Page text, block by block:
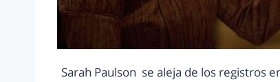
Sarah Paulson se aleja de los registros